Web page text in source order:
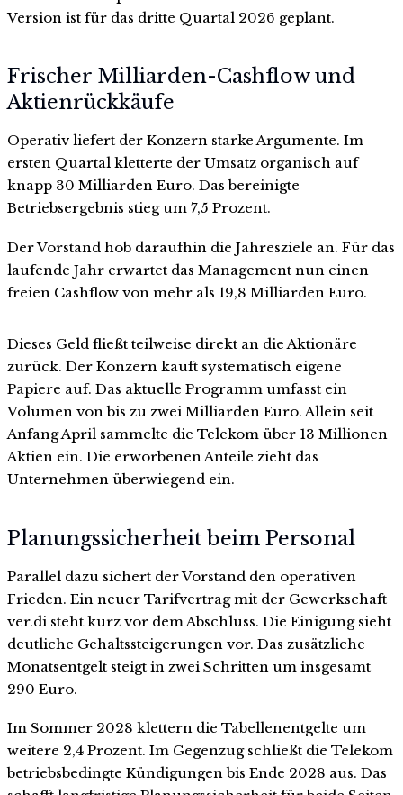
Version ist für das dritte Quartal 2026 geplant.
Frischer Milliarden-Cashflow und
Aktienrückkäufe
Operativ liefert der Konzern starke Argumente. Im
ersten Quartal kletterte der Umsatz organisch auf
knapp 30 Milliarden Euro. Das bereinigte
Betriebsergebnis stieg um 7,5 Prozent.
Der Vorstand hob daraufhin die Jahresziele an. Für das
laufende Jahr erwartet das Management nun einen
freien Cashflow von mehr als 19,8 Milliarden Euro.
Dieses Geld fließt teilweise direkt an die Aktionäre
zurück. Der Konzern kauft systematisch eigene
Papiere auf. Das aktuelle Programm umfasst ein
Volumen von bis zu zwei Milliarden Euro. Allein seit
Anfang April sammelte die Telekom über 13 Millionen
Aktien ein. Die erworbenen Anteile zieht das
Unternehmen überwiegend ein.
Planungssicherheit beim Personal
Parallel dazu sichert der Vorstand den operativen
Frieden. Ein neuer Tarifvertrag mit der Gewerkschaft
ver.di steht kurz vor dem Abschluss. Die Einigung sieht
deutliche Gehaltssteigerungen vor. Das zusätzliche
Monatsentgelt steigt in zwei Schritten um insgesamt
290 Euro.
Im Sommer 2028 klettern die Tabellenentgelte um
weitere 2,4 Prozent. Im Gegenzug schließt die Telekom
betriebsbedingte Kündigungen bis Ende 2028 aus. Das